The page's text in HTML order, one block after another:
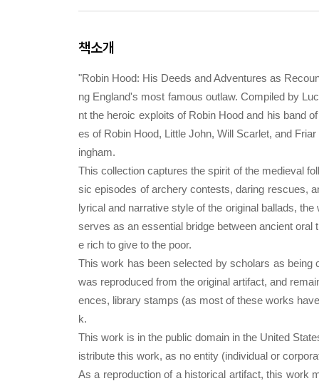
책소개
"Robin Hood: His Deeds and Adventures as
ng England's most famous outlaw. Compiled by
nt the heroic exploits of Robin Hood and his band
es of Robin Hood, Little John, Will Scarlet, and
ingham.
This collection captures the spirit of the medieval
sic episodes of archery contests, daring rescues,
lyrical and narrative style of the original ballads,
serves as an essential bridge between ancient
e rich to give to the poor.
This work has been selected by scholars as
was reproduced from the original artifact, and
ences, library stamps (as most of these works
k.
This work is in the public domain in the United
istribute this work, as no entity (individual or
As a reproduction of a historical artifact, this work